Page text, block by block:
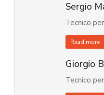
Sergio
Tecnico
Read more
Giorgio
Tecnico